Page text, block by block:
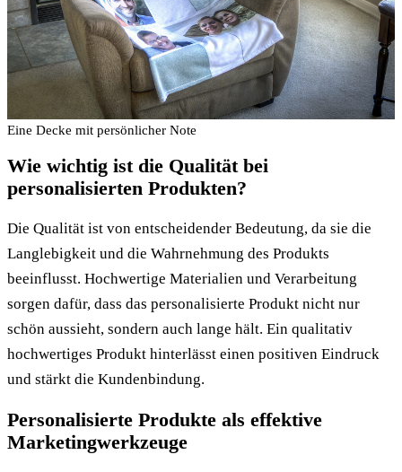
Eine Decke mit persönlicher Note
Wie wichtig ist die Qualität bei
personalisierten Produkten?
Die Qualität ist von entscheidender Bedeutung, da sie die
Langlebigkeit und die Wahrnehmung des Produkts
beeinflusst. Hochwertige Materialien und Verarbeitung
sorgen dafür, dass das personalisierte Produkt nicht nur
schön aussieht, sondern auch lange hält. Ein qualitativ
hochwertiges Produkt hinterlässt einen positiven Eindruck
und stärkt die Kundenbindung.
Personalisierte Produkte als effektive
Marketingwerkzeuge